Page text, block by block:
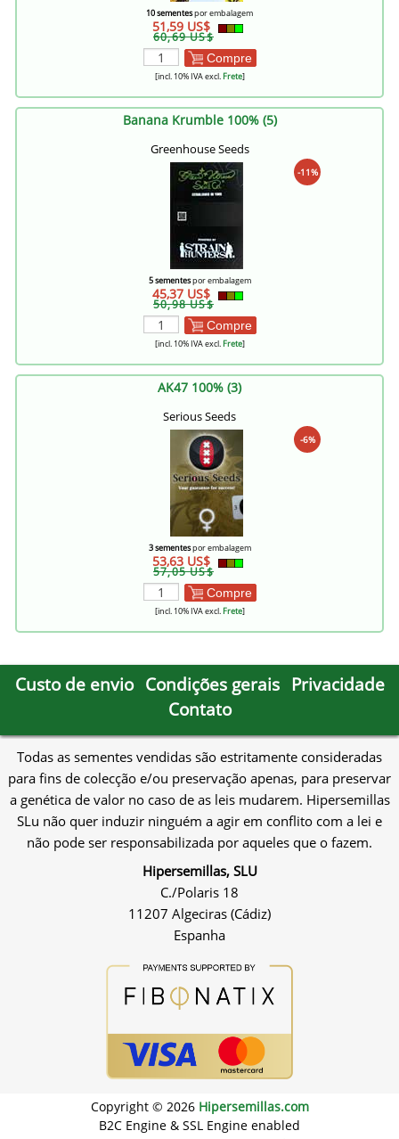
10 sementespor embalagem
51,59 US$
60,69 US$
Compre
[incl. 10% IVA excl.Frete]
Banana Krumble 100% (5)
Greenhouse Seeds
-11%
5 sementespor embalagem
45,37 US$
50,98 US$
Compre
[incl. 10% IVA excl.Frete]
AK47 100% (3)
Serious Seeds
-6%
3 sementespor embalagem
53,63 US$
57,05 US$
Compre
[incl. 10% IVA excl.Frete]
Custo de envio Condições gerais Privacidade
Contato
Todas as sementes vendidas são estritamente consideradas
para fins de colecção e/ou preservação apenas, para preservar
a genética de valor no caso de as leis mudarem. Hipersemillas
SLu não quer induzir ninguém a agir em conflito com a lei e
não pode ser responsabilizada por aqueles que o fazem.
Hipersemillas, SLU
C./Polaris 18
11207 Algeciras (Cádiz)
Espanha
Copyright © 2026 Hipersemillas.com
B2C Engine & SSL Engine enabled